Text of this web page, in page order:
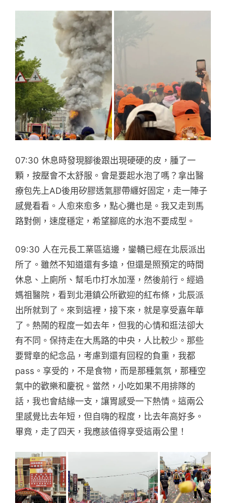
07:30 休息時發現腳後跟出現硬硬的皮，腫了一
顆，按壓會不太舒服。會是要起水泡了嗎？拿出醫
療包先上AD後用矽膠透氣膠帶纏好固定，走一陣子
感覺看看。人愈來愈多，點心攤也是。我又走到馬
路對側，速度穩定，希望腳底的水泡不要成型。
09:30 人在元長工業區這邊，鑾轎已經在北辰派出
所了。雖然不知道還有多遠，但還是照預定的時間
休息、上廁所、幫毛巾打水加溼，然後前行。經過
媽祖醫院，看到北港鎮公所歡迎的紅布條，北辰派
出所就到了。來到這裡，接下來，就是享受嘉年華
了。熱鬧的程度一如去年，但我的心情和逛法卻大
有不同。保持走在大馬路的中央，人比較少。那些
要臂章的紀念品，考慮到還有回程的負重，我都
pass。享受的，不是食物，而是那種氣氛，那種空
氣中的歡樂和慶祝。當然，小吃如果不用排隊的
話，我也會結緣一支，讓胃感受一下熱情。這兩公
里感覺比去年短，但自嗨的程度，比去年高好多。
畢竟，走了四天，我應該值得享受這兩公里！